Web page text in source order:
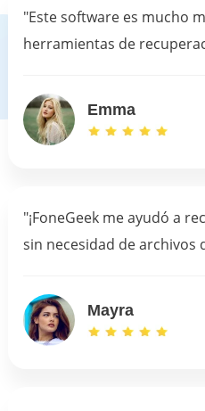
"Este software es mucho
herramientas de
Emma
"¡FoneGeek me ayudó a
sin necesidad de archivos
Mayra